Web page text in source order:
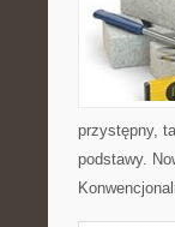
przystępny,
podstawy.